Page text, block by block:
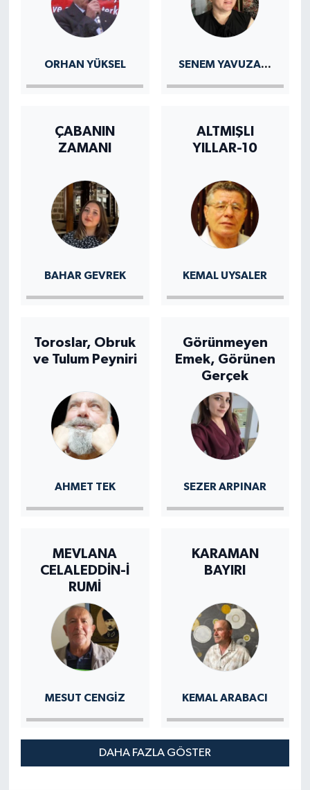
ORHAN YÜKSEL SENEM YAVUZASLAN
ÇABANIN
ZAMANI
BAHAR GEVREK
ALTMIŞLI
YILLAR-10
KEMAL UYSALER
Toroslar, Obruk
ve Tulum Peyniri
AHMET TEK
Görünmeyen
Emek, Görünen
Gerçek
SEZER ARPINAR
MEVLANA
CELALEDDİN-İ
RUMİ
MESUT CENGIZ
KARAMAN
BAYIRI
KEMAL ARABACI
DAHA FAZLA GÖSTER